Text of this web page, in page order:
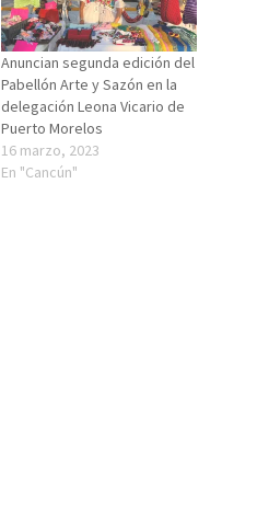
Anuncian segunda edición del
Pabellón Arte y Sazón en la
delegación Leona Vicario de
Puerto Morelos
16 marzo, 2023
En "Cancún"